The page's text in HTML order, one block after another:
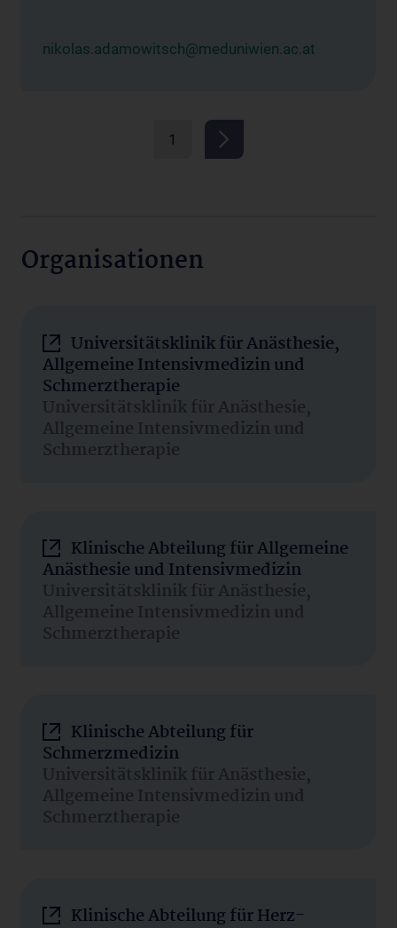
nikolas.adamowitsch@meduniwien.ac.at
1
Organisationen
Universitätsklinik für Anästhesie,
Allgemeine Intensivmedizin und
Schmerztherapie
Universitätsklinik für Anästhesie,
Allgemeine Intensivmedizin und
Schmerztherapie
Klinische Abteilung für Allgemeine
Anästhesie und Intensivmedizin
Universitätsklinik für Anästhesie,
Allgemeine Intensivmedizin und
Schmerztherapie
Klinische Abteilung für
Schmerzmedizin
Universitätsklinik für Anästhesie,
Allgemeine Intensivmedizin und
Schmerztherapie
Klinische Abteilung für Herz-